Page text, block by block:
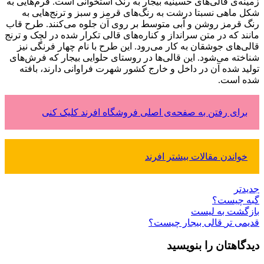
شکل ماهی نسبتا درشت به رنگ‌های قرمز و سبز و ترنج‌هایی به
رنگ قرمز روشن و آبی متوسط بر روی آن جلوه می‌کنند. طرح قاب
مانند که در متن سرانداز و کناره‌های قالی تکرار شده در لچک و ترنج
قالی‌های جوشقان به کار می‌رود. این طرح با نام چهار فرنگی نیز
شناخته می‌شود. این قالی‌ها در روستای حلوایی بیجار که فرش‌های
تولید شده آن در داخل و خارج کشور شهرت فراوانی دارند، بافته
شده است.
برای رفتن به صفحه‌ی اصلی فروشگاه افرند کلیک کنی
خواندن مقالات بیشتر افرند
جدیدتر
گبه چیست؟
بازگشت به لیست
قدیمی تر قالی بیجار چیست؟
دیدگاهتان را بنویسید